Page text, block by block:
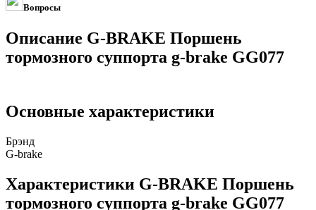
Вопросы
Описание G-BRAKE Поршень
тормозного суппорта g-brake GG077
Основные характеристики
Брэнд
G-brake
Характеристики G-BRAKE Поршень
тормозного суппорта g-brake GG077